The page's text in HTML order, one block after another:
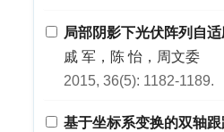
局部阴影下光伏阵列自
戚 军，陈 怡，周文委
2015, 36(5): 1182-1189.
基于坐标系变换的双轴